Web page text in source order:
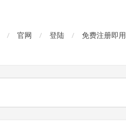
官网 登陆 免费注册即用